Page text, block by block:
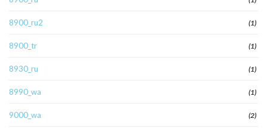
8900_ru2 (1)
8900_tr (1)
8930_ru (1)
8990_wa (1)
9000_wa (2)